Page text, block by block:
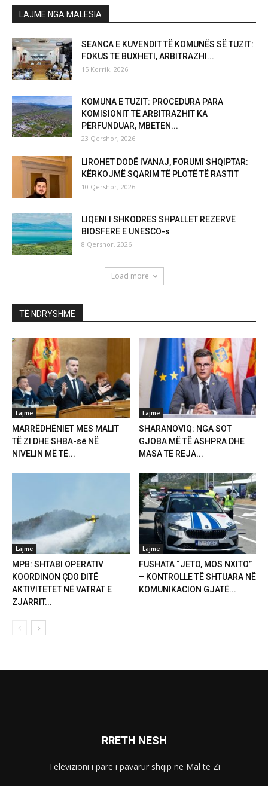
LAJME NGA MALËSIA
SEANCA E KUVENDIT TË KOMUNËS SË TUZIT:
FOKUS TE BUXHETI, ARBITRAZHI...
15 Korrik, 2026
KOMUNA E TUZIT: PROCEDURA PARA
KOMISIONIT TË ARBITRAZHIT KA
PËRFUNDUAR, MBETEN...
23 Qershor, 2026
LIROHET DODË IVANAJ, FORUMI SHQIPTAR:
KËRKOJMË SQARIM TË PLOTË TË RASTIT
10 Qershor, 2026
LIQENI I SHKODRËS SHPALLET REZERVË
BIOSFERE E UNESCO-s
8 Qershor, 2026
Load more
TË NDRYSHME
Lajme
MARRËDHËNIET MES MALIT
TË ZI DHE SHBA-së NË
NIVELIN MË TË...
Lajme
SHARANOVIQ: NGA SOT
GJOBA MË TË ASHPRA DHE
MASA TË REJA...
Lajme
MPB: SHTABI OPERATIV
KOORDINON ÇDO DITË
AKTIVITETET NË VATRAT E
ZJARRIT...
Lajme
FUSHATA “JETO, MOS NXITO”
– KONTROLLE TË SHTUARA NË
KOMUNIKACION GJATË...
RRETH NESH
Televizioni i parë i pavarur shqip në Mal të Zi